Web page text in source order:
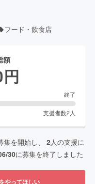
フード・飲食店
額
円
終了
支援者数2 人
集を開始し、 2人の支援に
30に募集を終了しました
やってほしい